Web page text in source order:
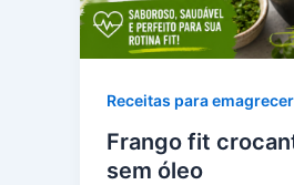
Receitas para emagrecer
Frango fit
sem óleo